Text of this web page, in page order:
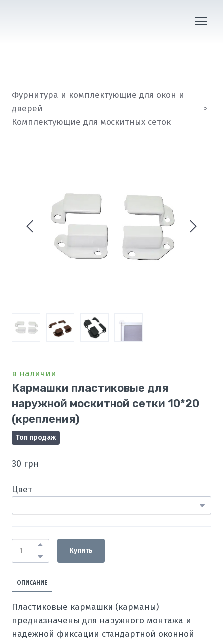
Фурнитура и комплектующие для окон и
дверей
Комплектующие для москитных сеток
в наличии
Кармашки пластиковые для
наружной москитной сетки 10*20
(крепления)
Топ продаж
30 грн
Цвет
Купить
ОПИСАНИЕ
Пластиковые кармашки (карманы)
предназначены для наружного монтажа и
надежной фиксации стандартной оконной